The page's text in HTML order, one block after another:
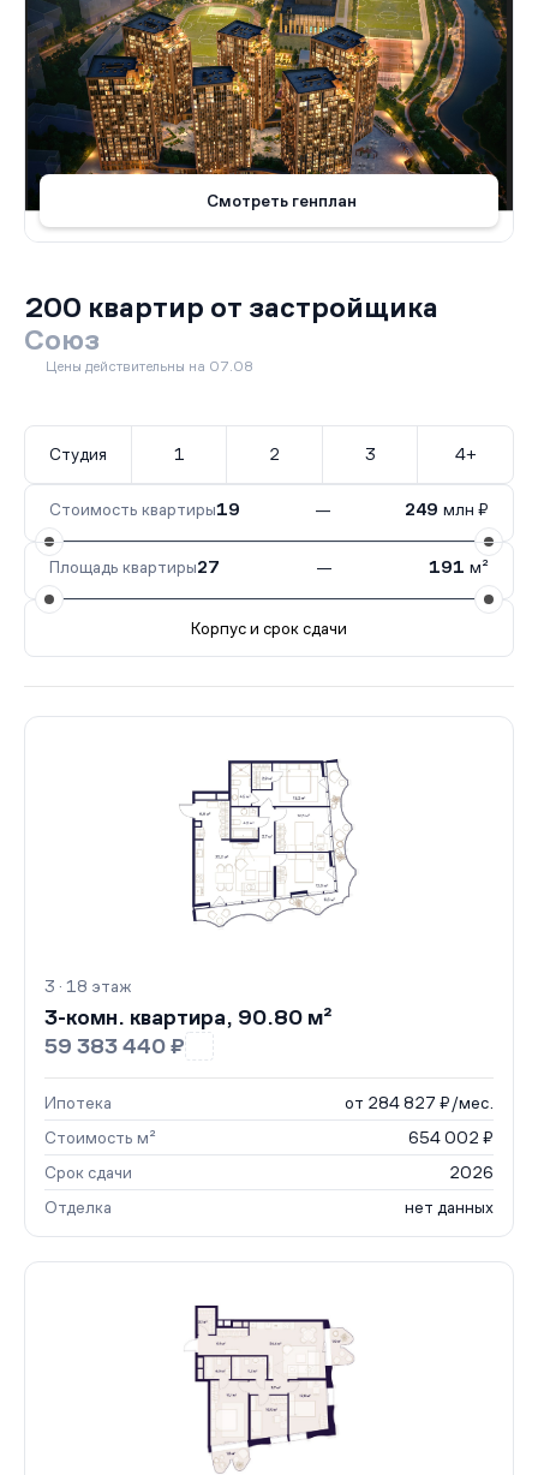
Смотреть генплан
200 квартир от застройщика
Союз
Цены действительны на 07.08
Студия 1 2 3 4+
Стоимость квартиры19 — 249 млн ₽
Площадь квартиры27 — 191 м²
Корпус и срок сдачи
317 кв.III кв. 2026
3 · 18 этаж
3-комн. квартира, 90.80 м²
59 383 440 ₽
Ипотека
от 284 827 ₽/мес.
Стоимость м²
654 002 ₽
Срок сдачи
2026
Отделка
нет данных